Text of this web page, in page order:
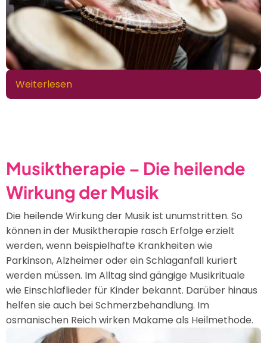
Weiterlesen
Die
Musiktherapie – Die heilende
Wirkung der Musik
Die heilende Wirkung der Musik ist unumstritten. So
können in der Musiktherapie rasch Erfolge erzielt
werden, wenn beispielhafte Krankheiten wie
Parkinson, Alzheimer oder ein Schlaganfall kuriert
werden müssen. Im Alltag sind gängige Musikrituale
wie Einschlaflieder für Kinder bekannt. Darüber hinaus
helfen sie auch bei Schmerzbehandlung. Im
osmanischen Reich wirken Makame als Heilmethode.